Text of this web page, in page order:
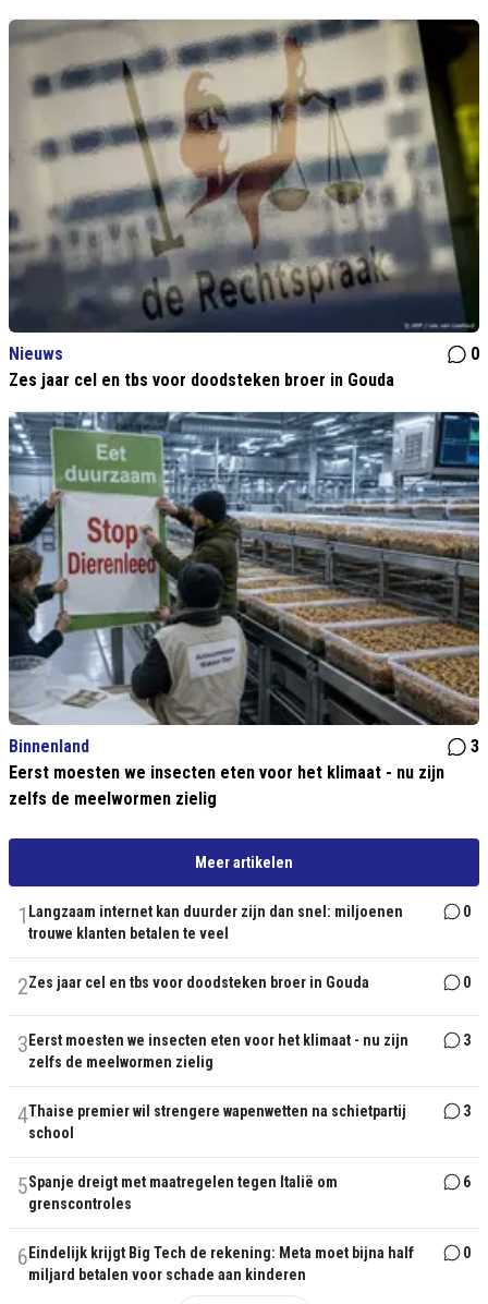
Nieuws
0
Zes jaar cel en tbs voor doodsteken broer in Gouda
Binnenland
3
Eerst moesten we insecten eten voor het klimaat - nu zijn
zelfs de meelwormen zielig
Meer artikelen
1 Langzaam internet kan duurder zijn dan snel: miljoenen
trouwe klanten betalen te veel
0
2Zes jaar cel en tbs voor doodsteken broer in Gouda 0
3 Eerst moesten we insecten eten voor het klimaat - nu zijn
zelfs de meelwormen zielig
3
4Thaise premier wil strengere wapenwetten na schietpartij
school
3
5Spanje dreigt met maatregelen tegen Italië om
grenscontroles
6
6 Eindelijk krijgt Big Tech de rekening: Meta moet bijna half
miljard betalen voor schade aan kinderen
0